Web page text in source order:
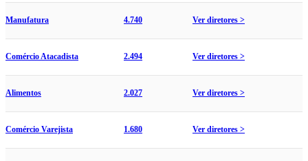
Manufatura 4.740 Ver diretores >
Comércio Atacadista 2.494 Ver diretores >
Alimentos 2.027 Ver diretores >
Comércio Varejista 1.680 Ver diretores >